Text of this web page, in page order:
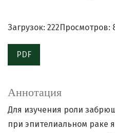
Загрузок: 222 Просмотров:
PDF
Аннотация
Для изучения роли
при эпителиальном раке